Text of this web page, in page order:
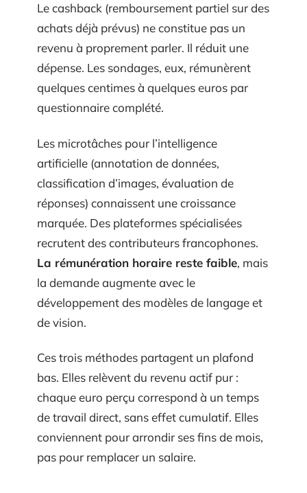
Le cashback (remboursement partiel sur des
achats déjà prévus) ne constitue pas un
revenu à proprement parler. Il réduit une
dépense. Les sondages, eux, rémunèrent
quelques centimes à quelques euros par
questionnaire complété.
Les microtâches pour l’intelligence
artificielle (annotation de données,
classification d’images, évaluation de
réponses) connaissent une croissance
marquée. Des plateformes spécialisées
recrutent des contributeurs francophones.
La rémunération horaire reste faible, mais
la demande augmente avec le
développement des modèles de langage et
de vision.
Ces trois méthodes partagent un plafond
bas. Elles relèvent du revenu actif pur :
chaque euro perçu correspond à un temps
de travail direct, sans effet cumulatif. Elles
conviennent pour arrondir ses fins de mois,
pas pour remplacer un salaire.